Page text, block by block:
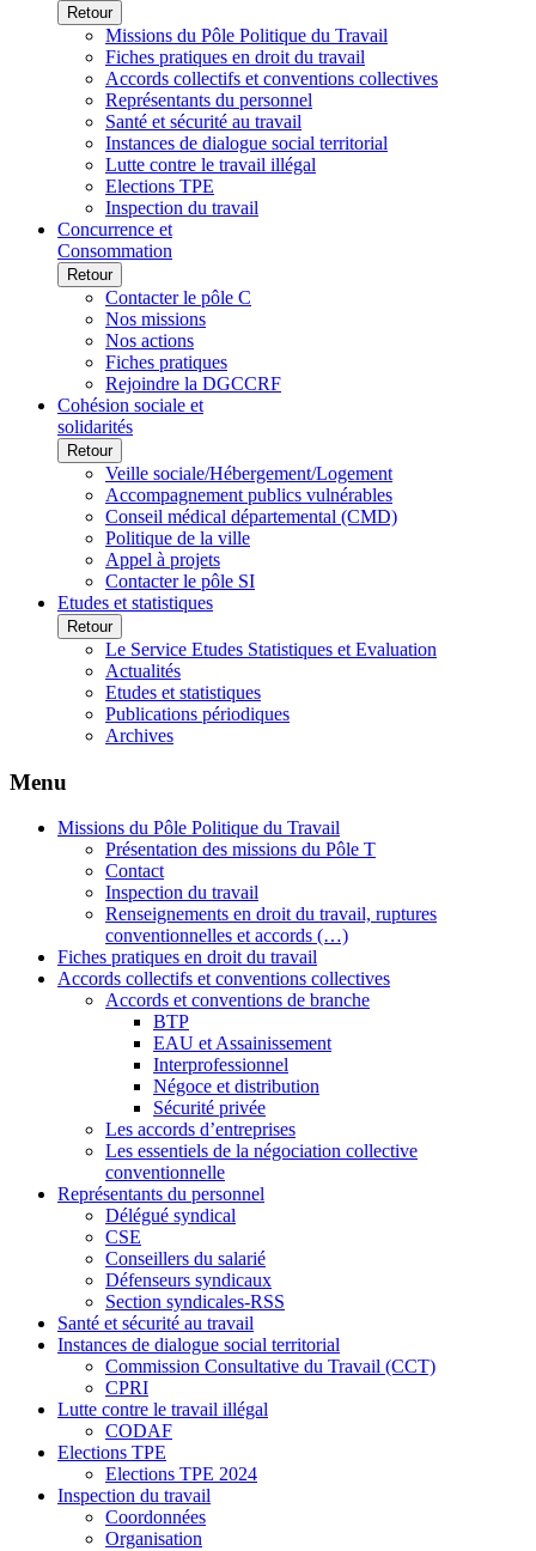
Retour
Missions du Pôle Politique du Travail
Fiches pratiques en droit du travail
Accords collectifs et conventions collectives
Représentants du personnel
Santé et sécurité au travail
Instances de dialogue social territorial
Lutte contre le travail illégal
Elections TPE
Inspection du travail
Concurrence et
Consommation
Retour
Contacter le pôle C
Nos missions
Nos actions
Fiches pratiques
Rejoindre la DGCCRF
Cohésion sociale et
solidarités
Retour
Veille sociale/Hébergement/Logement
Accompagnement publics vulnérables
Conseil médical départemental (CMD)
Politique de la ville
Appel à projets
Contacter le pôle SI
Etudes et statistiques
Retour
Le Service Etudes Statistiques et Evaluation
Actualités
Etudes et statistiques
Publications périodiques
Archives
Menu
Missions du Pôle Politique du Travail
Présentation des missions du Pôle T
Contact
Inspection du travail
Renseignements en droit du travail, ruptures
conventionnelles et accords (…)
Fiches pratiques en droit du travail
Accords collectifs et conventions collectives
Accords et conventions de branche
BTP
EAU et Assainissement
Interprofessionnel
Négoce et distribution
Sécurité privée
Les accords d’entreprises
Les essentiels de la négociation collective
conventionnelle
Représentants du personnel
Délégué syndical
CSE
Conseillers du salarié
Défenseurs syndicaux
Section syndicales-RSS
Santé et sécurité au travail
Instances de dialogue social territorial
Commission Consultative du Travail (CCT)
CPRI
Lutte contre le travail illégal
CODAF
Elections TPE
Elections TPE 2024
Inspection du travail
Coordonnées
Organisation